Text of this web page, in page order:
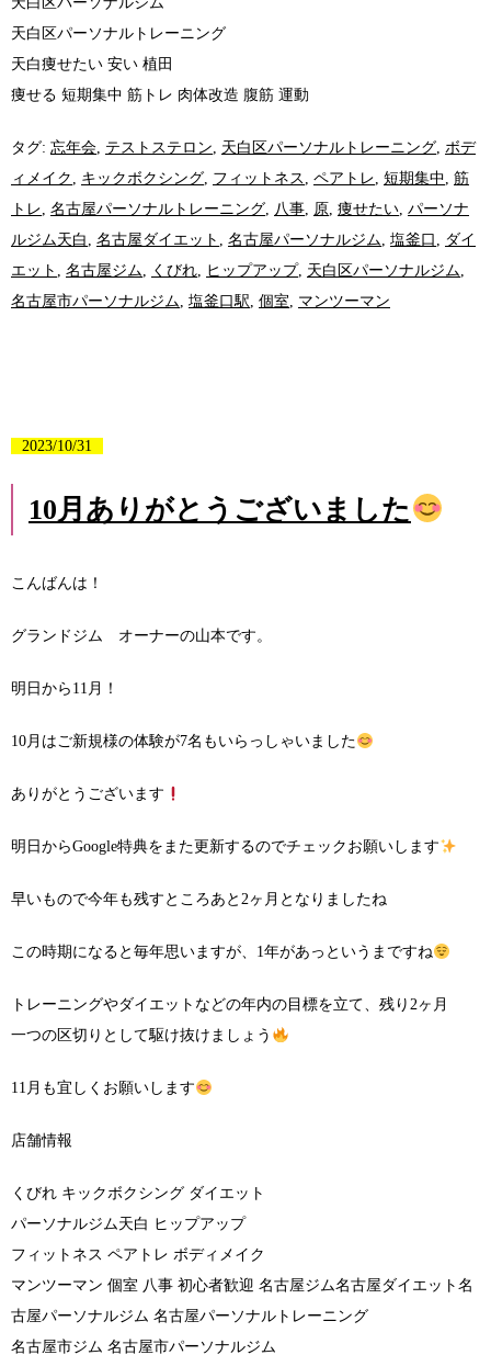
天白区パーソナルトレーニング
天白痩せたい 安い 植田
痩せる 短期集中 筋トレ 肉体改造 腹筋 運動
タグ: 忘年会, テストステロン, 天白区パーソナルトレーニング, ボデ
ィメイク , キックボクシング, フィットネス , ペアトレ, 短期集中, 筋
トレ, 名古屋パーソナルトレーニング, 八事, 原, 痩せたい, パーソナ
ルジム天白 , 名古屋ダイエット , 名古屋パーソナルジム, 塩釜口 , ダイ
エット , 名古屋ジム, くびれ, ヒップアップ, 天白区パーソナルジム,
名古屋市パーソナルジム, 塩釜口駅, 個室, マンツーマン
2023/10/31
10月ありがとうございました
こんばんは！
グランドジム オーナーの山本です。
明日から11月！
10月はご新規様の体験が7名もいらっしゃいました
ありがとうございます
明日からGoogle特典をまた更新するのでチェックお願いします
早いもので今年も残すところあと2ヶ月となりましたね
この時期になると毎年思いますが、1年があっというまですね
トレーニングやダイエットなどの年内の目標を立て、残り2ヶ月
一つの区切りとして駆け抜けましょう
11月も宜しくお願いします
店舗情報
くびれ キックボクシング ダイエット
パーソナルジム天白 ヒップアップ
フィットネス ペアトレ ボディメイク
マンツーマン 個室 八事 初心者歓迎 名古屋ジム名古屋ダイエット名
古屋パーソナルジム 名古屋パーソナルトレーニング
名古屋市ジム 名古屋市パーソナルジム